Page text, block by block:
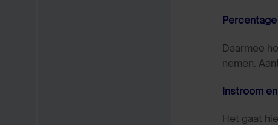
Daarmee
nemen.
Instroom
Het gaat